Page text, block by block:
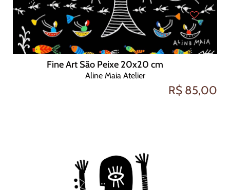
Fine Art São Peixe 20x20 cm
Aline Maia Atelier
R$ 85,00